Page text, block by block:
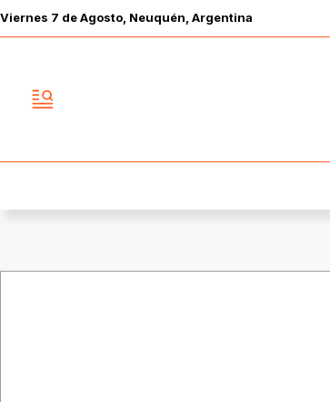
Viernes 7 deAgosto , Neuquén, Argentina